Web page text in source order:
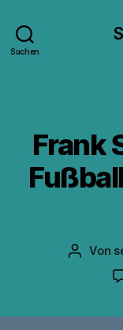
Suchen
Frank
Von